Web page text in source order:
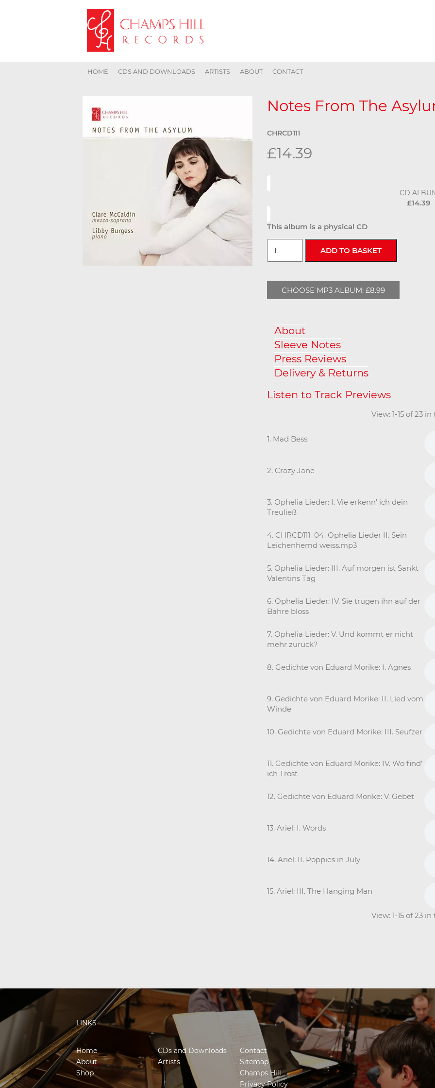
HOME CDS AND DOWNLOADS ARTISTS ABOUT CONTACT
Notes From The
CHRCD111
£14.39
CD
£14.39
This album is a physical CD
CHOOSE MP3 ALBUM: £8.99
About
Sleeve Notes
Press Reviews
Delivery & Returns
View: 1-15 of 23
1. Mad Bess
2. Crazy Jane
3. Ophelia Lieder: I. Vie erkenn' ich dein
Treuließ
4. CHRCD111_04_Ophelia Lieder II. Sein
Leichenhemd weiss.mp3
5. Ophelia Lieder: III. Auf morgen ist Sankt
Valentins Tag
6. Ophelia Lieder: IV. Sie trugen ihn auf der
Bahre bloss
7. Ophelia Lieder: V. Und kommt er nicht
mehr zuruck?
8. Gedichte von Eduard Morike: I. Agnes
9. Gedichte von Eduard Morike: II. Lied vom
Winde
10. Gedichte von Eduard Morike: III. Seufzer
11. Gedichte von Eduard Morike: IV. Wo find’
ich Trost
12. Gedichte von Eduard Morike: V. Gebet
13. Ariel: I. Words
14. Ariel: II. Poppies in July
15. Ariel: III. The Hanging Man
View: 1-15 of 23
LINKS
Home
About
Shop
CDs and Downloads
Artists
Contact
Sitemap
Champs Hill
Privacy Policy